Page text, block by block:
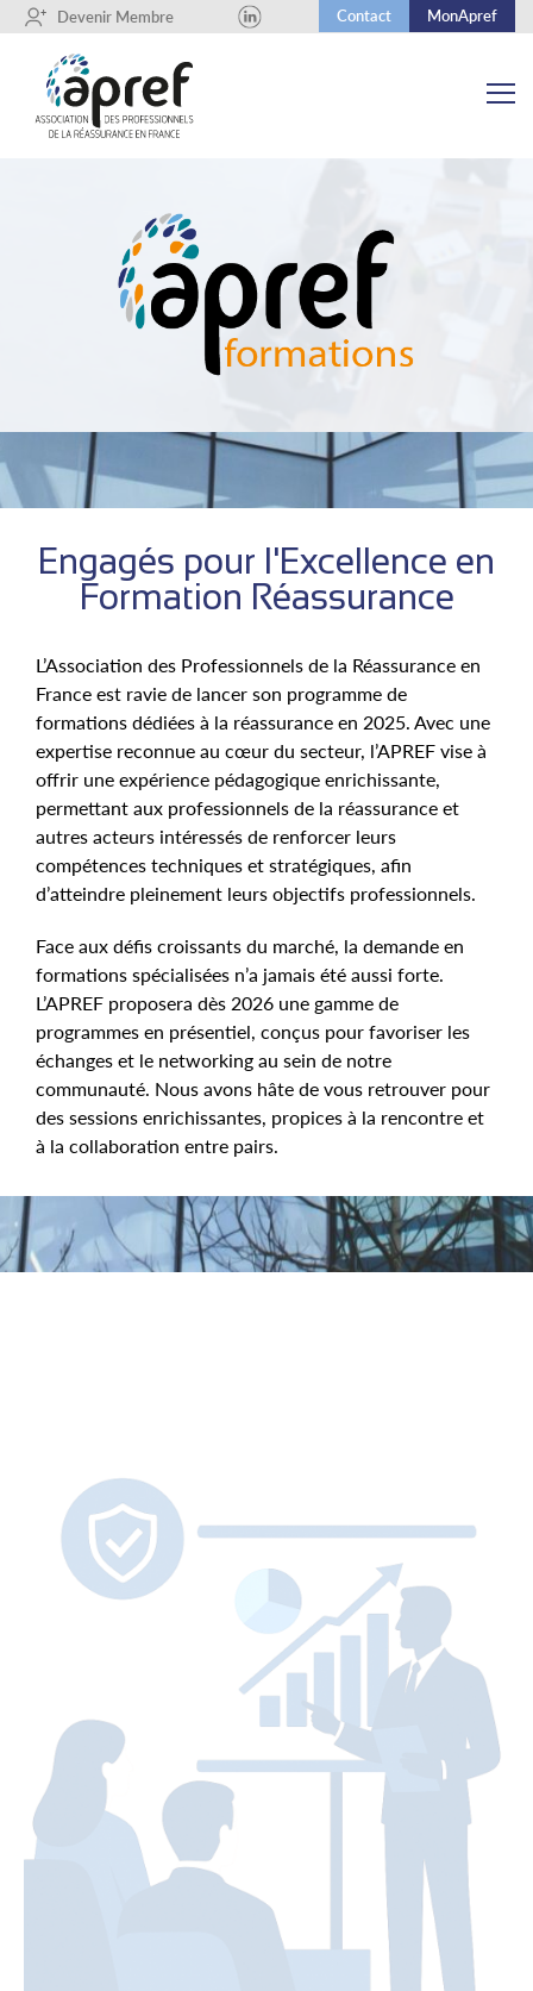
+ Devenir Membre Contact MonApref
Engagés pour l'Excellence en
Formation Réassurance
L’Association des Professionnels de la Réassurance en
France est ravie de lancer son programme de
formations dédiées à la réassurance en 2025. Avec une
expertise reconnue au cœur du secteur, l’APREF vise à
offrir une expérience pédagogique enrichissante,
permettant aux professionnels de la réassurance et
autres acteurs intéressés de renforcer leurs
compétences techniques et stratégiques, afin
d’atteindre pleinement leurs objectifs professionnels.
Face aux défis croissants du marché, la demande en
formations spécialisées n’a jamais été aussi forte.
L’APREF proposera dès 2026 une gamme de
programmes en présentiel, conçus pour favoriser les
échanges et le networking au sein de notre
communauté. Nous avons hâte de vous retrouver pour
des sessions enrichissantes, propices à la rencontre et
à la collaboration entre pairs.